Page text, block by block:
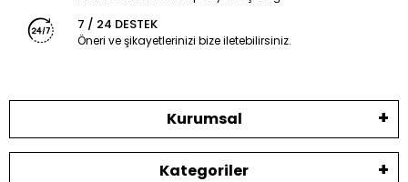
7 / 24 DESTEK
Öneri ve şikayetlerinizi bize iletebilirsiniz.
Kurumsal
Kategoriler